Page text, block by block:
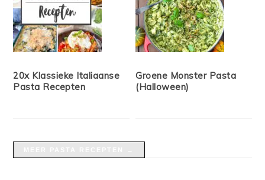
20x Klassieke Italiaanse
Pasta Recepten
Groene Monster Pasta
(Halloween)